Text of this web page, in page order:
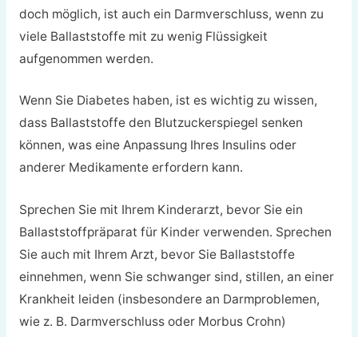
doch möglich, ist auch ein Darmverschluss, wenn zu
viele Ballaststoffe mit zu wenig Flüssigkeit
aufgenommen werden.
Wenn Sie Diabetes haben, ist es wichtig zu wissen,
dass Ballaststoffe den Blutzuckerspiegel senken
können, was eine Anpassung Ihres Insulins oder
anderer Medikamente erfordern kann.
Sprechen Sie mit Ihrem Kinderarzt, bevor Sie ein
Ballaststoffpräparat für Kinder verwenden. Sprechen
Sie auch mit Ihrem Arzt, bevor Sie Ballaststoffe
einnehmen, wenn Sie schwanger sind, stillen, an einer
Krankheit leiden (insbesondere an Darmproblemen,
wie z. B. Darmverschluss oder Morbus Crohn)